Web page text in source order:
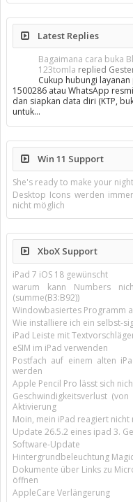
Latest Replies
Bagaimana cara buka
123tomla replied
Cukup hubungi
1500286 atau WhatsApp
dan siapkan data diri (KTP,
untuk…
Win 11 Support
She's ready to make your
Desktop Icons werden
nicht möglich
XboX Support
iPad 7 iOS 18 gewünscht
warum kann Numbers
(summe(B3:B92))
Windowbasiertes Programm
Wie installiere ich ein selbst-
iPad Leiste mit
eSIM im iPad verwenden
Postfach auf einem alten
werden
Apple Pencil Pro lässt sich
Geschwindigkeitsverlust
Aktivierung
Moin, mein iPad reagiert
Update 26.5.2 eines ipad 3.
Software-Update
Hintergrundbeleuchtung
Dokumente über Links zu
öffnen
AppleCare Verlängerung